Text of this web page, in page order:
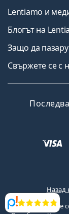
Прегледи
Lentiamo и
Блогът на
Защо да
Свържете се с
Назад
Lentiamo.bg е